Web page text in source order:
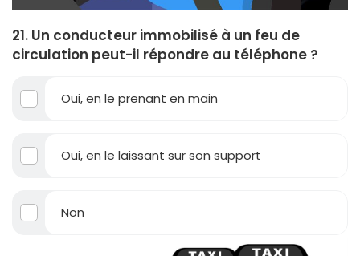
21. Un conducteur immobilisé à un feu de
circulation peut-il répondre au téléphone ?
Oui, en le prenant en main
Oui, en le laissant sur son support
Non